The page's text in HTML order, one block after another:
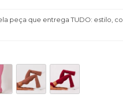
peça que entrega TUDO: estilo,